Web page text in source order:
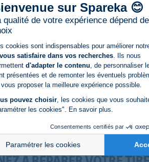
sur Spareka 😊
qualité de votre expérience dépend
de Gestion du
cookies sont indispensables pour améliorer
vous satisfaire dans vos recherches. Ils nous
d'adapter le contenu, de personnaliser
présentées et de remonter les éventuels
proposer la meilleure expérience possible.
pouvez choisir, les cookies que vous
les cookies". En savoir plus.
Consentements certifiés par
Paramétrer les cookies
Axeptio consent